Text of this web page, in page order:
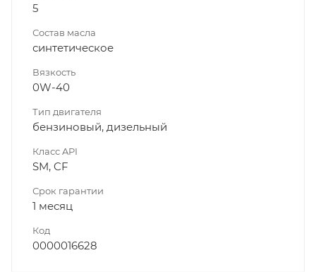
5
Состав масла
синтетическое
Вязкость
0W-40
Тип двигателя
бензиновый, дизельный
Класс API
SM, CF
Срок гарантии
1 месяц
Код
0000016628